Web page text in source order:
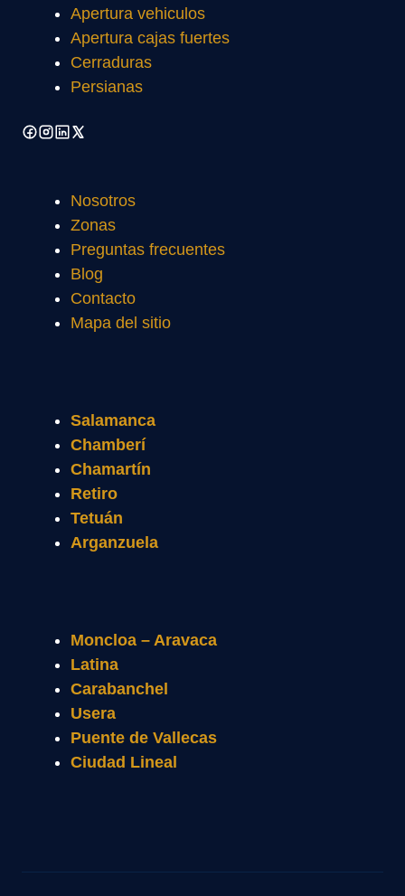
Apertura vehiculos
Apertura cajas fuertes
Cerraduras
Persianas
Nosotros
Zonas
Preguntas frecuentes
Blog
Contacto
Mapa del sitio
Salamanca
Chamberí
Chamartín
Retiro
Tetuán
Arganzuela
Moncloa – Aravaca
Latina
Carabanchel
Usera
Puente de Vallecas
Ciudad Lineal